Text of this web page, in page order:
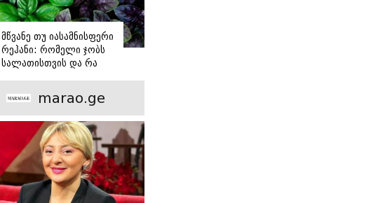
მწვანე თუ იასამნისფერი
რეჰანი: რომელი ჯობს
სალათისთვის და რა
marao.ge